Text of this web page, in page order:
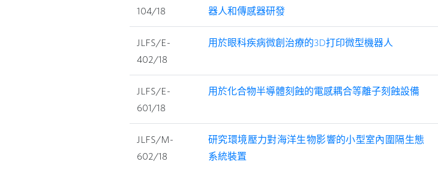
104/18
器人和傳感器研發
JLFS/E-
402/18
用於眼科疾病微創治療的3D打印微型機器人
JLFS/E-
601/18
用於化合物半導體刻蝕的電感耦合等離子刻蝕設備
JLFS/M-
602/18
研究環境壓力對海洋生物影響的小型室內圍隔生態
系統裝置